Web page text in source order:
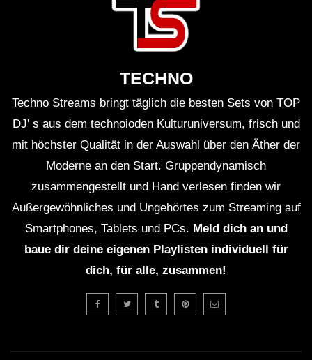
TECHNO
Techno Streams bringt täglich die besten Sets von TOP
DJ' s aus dem technoioden Kulturuniversum, frisch und
mit höchster Qualität in der Auswahl über den Äther der
Moderne an den Start. Gruppendynamisch
zusammengestellt und Hand verlesen finden wir
Außergewöhnliches und Ungehörtes zum Streaming auf
Smartphones, Tablets und PCs. Meld dich an und
baue dir deine eigenen Playlisten individuell für
dich, für alle, zusammen!